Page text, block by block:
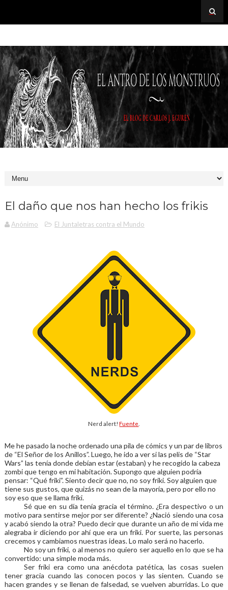
El daño que nos han hecho los frikis
Anónimo El Juntaletras contra el Mundo
Nerd alert!Fuente
Me he pasado la noche ordenado una pila de cómics y un par de libros
de “El Señor de los Anillos”. Luego, he ido a ver si las pelis de “Star
Wars” las tenía donde debían estar (estaban) y he recogido la cabeza
zombi que tengo en mi habitación. Supongo que alguien podría
pensar: “Qué friki”. Siento decir que no, no soy friki. Soy alguien que
tiene sus gustos, que quizás no sean de la mayoría, pero por ello no
soy eso que se llama friki.
Sé que en su día tenía gracia el término. ¿Era despectivo o un
motivo para sentirse mejor por ser diferente? ¿Nació siendo una cosa
y acabó siendo la otra? Puedo decir que durante un año de mi vida me
alegraba ir diciendo por ahí que era un friki. Por suerte, las personas
crecemos y cambiamos nuestras ideas. Lo malo será no hacerlo.
No soy un friki, o al menos no quiero ser aquello en lo que se ha
convertido: una simple moda más.
Ser friki era como una anécdota patética, las cosas suelen
tener gracia cuando las conocen pocos y las sienten. Cuando se
hacen grandes y se llenan de falsedad, se vuelven aburridas. Lo que